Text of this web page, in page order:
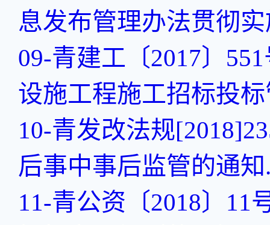
息发布管理办法贯彻
09-青建工〔2017〕
设施工程施工招标投
10-青发改法规
后事中事后监管的通知
11-青公资〔2018〕11